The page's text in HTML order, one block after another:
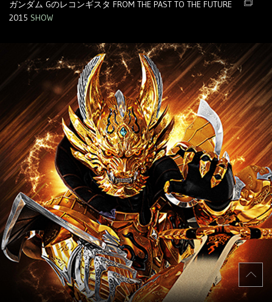
ガンダム Gのレコンギスタ FROM THE PAST TO THE FUTURE
2015 SHOW